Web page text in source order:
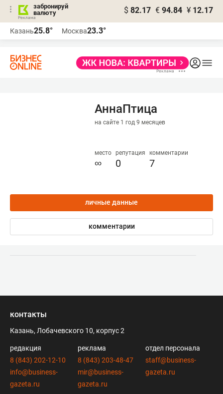
забронируй
валюту
$ 82.17 € 94.84 ¥ 12.17
Казань25.8° Москва23.3°
АннаПтица
на сайте 1 год 9 месяцев
место
∞
репутация
0
комментарии
7
личные данные
комментарии
контакты
Казань, Лобачевского 10, корпус 2
редакция
8 (843) 202-12-10
info@business-
gazeta.ru
реклама
8 (843) 203-48-47
mir@business-
gazeta.ru
отдел персонала
staff@business-
gazeta.ru